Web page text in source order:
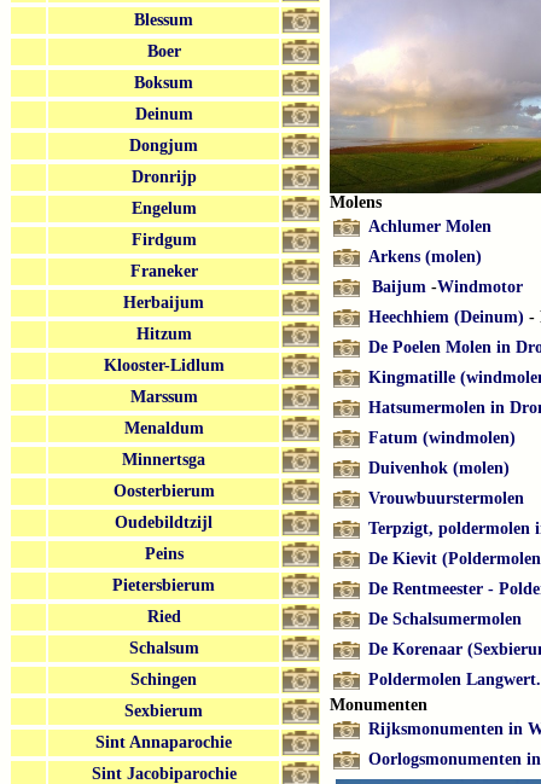
Blessum
Boer
Boksum
Deinum
Dongjum
Dronrijp
Engelum
Firdgum
Franeker
Herbaijum
Hitzum
Klooster-Lidlum
Marssum
Menaldum
Minnertsga
Oosterbierum
Oudebildtzijl
Peins
Pietersbierum
Ried
Schalsum
Schingen
Sexbierum
Sint Annaparochie
Sint Jacobiparochie
Molens
Achlumer Molen
Arkens (molen)
Baijum -Windmotor
Heechhiem (Deinum) -
De Poelen Molen in
Kingmatille
Hatsumermolen in
Fatum (windmolen)
Duivenhok (molen)
Vrouwbuurstermolen
Terpzigt, poldermolen
De Kievit
De Rentmeester -
De Schalsumermolen
De Korenaar
Poldermolen
Monumenten
Rijksmonumenten in
Oorlogsmonumenten